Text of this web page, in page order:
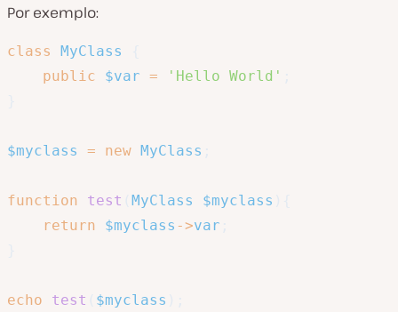
Por exemplo:
class MyClass
public
$var = 'Hello World'
$myclass = new MyClass
function test MyClass $myclass
return
$myclass ->var
echo test $myclass